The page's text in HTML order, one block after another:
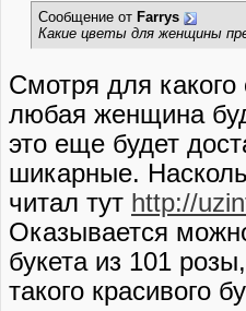
Сообщение от Farrys
Какие цветы для женщины
Смотря для
любая женщина
это еще будет
шикарные.
читал тут http://
Оказывается
букета из 101
такого красивого